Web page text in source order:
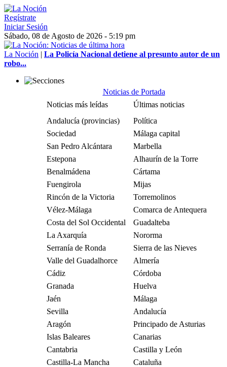
Regístrate
Iniciar Sesión
Sábado, 08 de Agosto de 2026 - 5:19 pm
La Noción | La Policía Nacional detiene al presunto autor de un
robo...
Noticias de Portada
Noticias más leídas
Últimas noticias
Andalucía (provincias)
Política
Sociedad
Málaga capital
San Pedro Alcántara
Marbella
Estepona
Alhaurín de la Torre
Benalmádena
Cártama
Fuengirola
Mijas
Rincón de la Victoria
Torremolinos
Vélez-Málaga
Comarca de Antequera
Costa del Sol Occidental
Guadalteba
La Axarquía
Nororma
Serranía de Ronda
Sierra de las Nieves
Valle del Guadalhorce
Almería
Cádiz
Córdoba
Granada
Huelva
Jaén
Málaga
Sevilla
Andalucía
Aragón
Principado de Asturias
Islas Baleares
Canarias
Cantabria
Castilla y León
Castilla-La Mancha
Cataluña